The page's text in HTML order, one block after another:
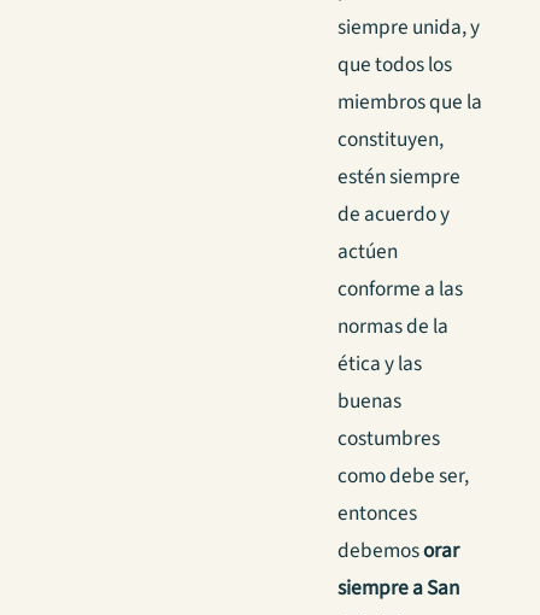
siempre unida, y
que todos los
miembros que la
constituyen,
estén siempre
de acuerdo y
actúen
conforme a las
normas de la
ética y las
buenas
costumbres
como debe ser,
entonces
debemosorar
siempre a San